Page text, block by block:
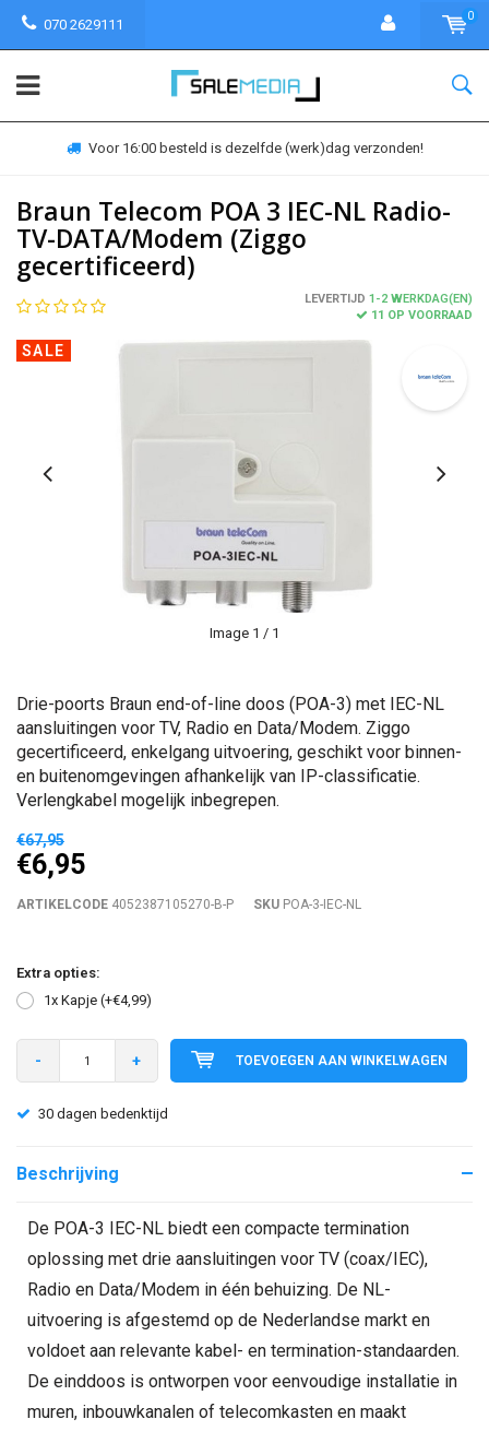
070 2629111
0
Voor 16:00 besteld is dezelfde (werk)dag verzonden!
Braun Telecom POA 3 IEC-NL Radio-
TV-DATA/Modem (Ziggo
gecertificeerd)
LEVERTIJD 1-2 WERKDAG(EN)
11 OP VOORRAAD
SALE
Image 1 / 1
Drie-poorts Braun end-of-line doos (POA-3) met IEC-NL
aansluitingen voor TV, Radio en Data/Modem. Ziggo
gecertificeerd, enkelgang uitvoering, geschikt voor binnen-
en buitenomgevingen afhankelijk van IP-classificatie.
Verlengkabel mogelijk inbegrepen.
€67,95
€6,95
ARTIKELCODE 4052387105270-B-P SKU POA-3-IEC-NL
Extra opties:
1x Kapje (+€4,99)
- + TOEVOEGEN AAN WINKELWAGEN
30 dagen bedenktijd
Beschrijving
De POA-3 IEC-NL biedt een compacte termination
oplossing met drie aansluitingen voor TV (coax/IEC),
Radio en Data/Modem in één behuizing. De NL-
uitvoering is afgestemd op de Nederlandse markt en
voldoet aan relevante kabel- en termination-standaarden.
De einddoos is ontworpen voor eenvoudige installatie in
muren, inbouwkanalen of telecomkasten en maakt